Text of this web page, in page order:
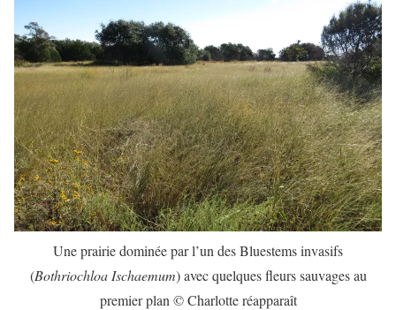
Une prairie dominée par l’un des Bluestems invasifs
(Bothriochloa Ischaemum) avec quelques fleurs sauvages au
premier plan © Charlotte réapparaît